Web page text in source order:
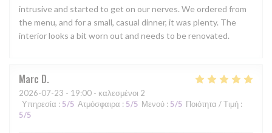
intrusive and started to get on our nerves. We ordered from
the menu, and for a small, casual dinner, it was plenty. The
interior looks a bit worn out and needs to be renovated.
Marc D
2026-07-23 - 19:00 - καλεσμένοι 2
Υπηρεσία : 5/5 Ατμόσφαιρα : 5/5 Μενού : 5/5 Ποιότητα / Τιμή :
5/5